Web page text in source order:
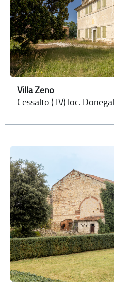
Villa Zeno
Cessalto (TV) loc. Donegal